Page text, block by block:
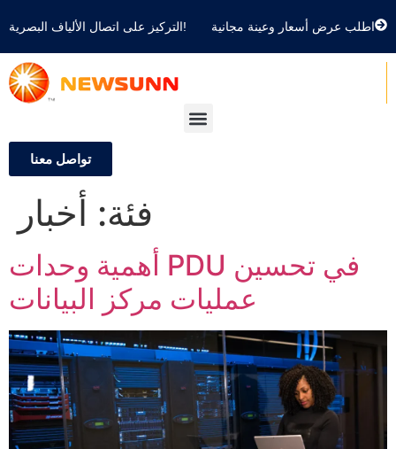
التركيز على اتصال الألياف البصرية! اطلب عرض أسعار وعينة مجانية
تواصل معنا
فئة:
أهمية وحدات PDU في تحسين